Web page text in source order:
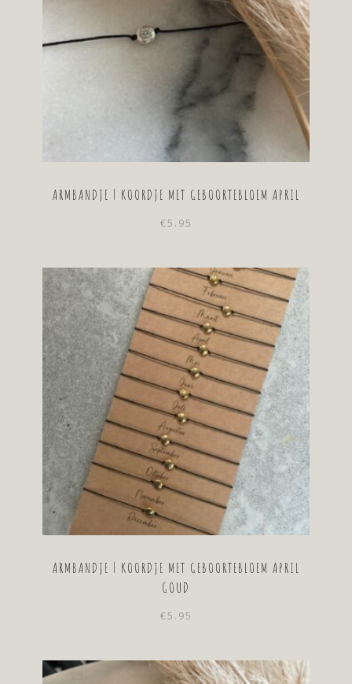
ARMBANDJE | KOORDJE MET GEBOORTEBLOEM APRIL
€5.95
ARMBANDJE | KOORDJE MET GEBOORTEBLOEM APRIL
GOUD
€5.95